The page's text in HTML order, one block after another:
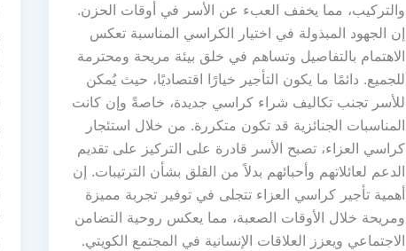
والتركيب، مما يخفف العبء عن الأسر في أوقات الحزن.
إن الجهود المبذولة في اختيار الكراسي المناسبة تعكس
الاهتمام بالتفاصيل وتساهم في خلق بيئة مريحة ومحترمة
للجميع. دائمًا ما يكون التأجير خيارًا اقتصاديًا، حيث يُمكن
للأسر تجنب تكاليف شراء كراسي جديدة، خاصةً وإن كانت
المناسبات الجنائزية قد تكون متكررة. من خلال استئجار
كراسي العزاء، تصبح الأسر قادرة على التركيز على تقديم
الدعم لعائلاتهم وأحبائهم بدلاً من القلق بشأن الترتيبات. إن
أهمية تأجير كراسي العزاء تتجلى في توفير تجربة مميزة
ومريحة خلال الأوقات الصعبة، مما يعكس روحية التضامن
الاجتماعي ويعزز العلاقات الإنسانية في المجتمع الكويتي.